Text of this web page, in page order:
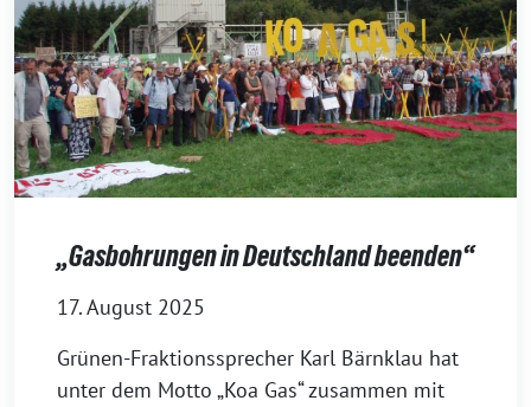
„Gasbohrungen in Deutschland beenden“
17. August 2025
Grünen-Fraktionssprecher Karl Bärnklau hat
unter dem Motto „Koa Gas“ zusammen mit